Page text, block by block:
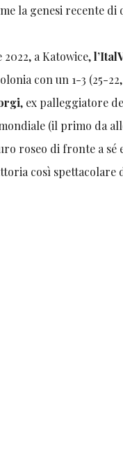
la genesi recente di
2022, a Katowice,
con un 1-3 (25-
, ex palleggiatore
(il primo da
roseo di fronte a sé
così